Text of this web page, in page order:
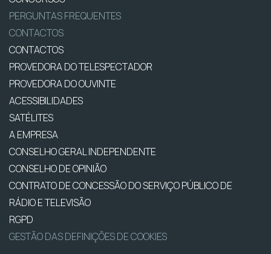
PERGUNTAS FREQUENTES
CONTACTOS
CONTACTOS
PROVEDORA DO TELESPECTADOR
PROVEDORA DO OUVINTE
ACESSIBILIDADES
SATÉLITES
A EMPRESA
CONSELHO GERAL INDEPENDENTE
CONSELHO DE OPINIÃO
CONTRATO DE CONCESSÃO DO SERVIÇO PÚBLICO DE
RÁDIO E TELEVISÃO
RGPD
GESTÃO DAS DEFINIÇÕES DE COOKIES